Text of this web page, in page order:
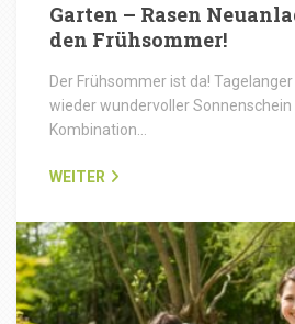
Garten – Rasen
den Frühsommer!
Der Frühsommer ist da!
wieder wundervoller Sonnenschein
Kombination…
WEITER